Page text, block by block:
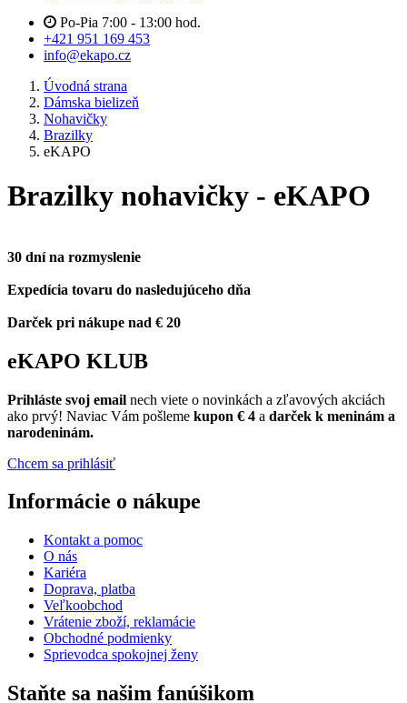
Po-Pia 7:00 - 13:00 hod.
+421 951 169 453
info@ekapo.cz
Úvodná strana
Dámska bielizeň
Nohavičky
Brazilky
eKAPO
Brazilky nohavičky - eKAPO
30 dní na rozmyslenie
Expedícia tovaru do nasledujúceho dňa
Darček pri nákupe nad € 20
eKAPO KLUB
Prihláste svoj email nech viete o novinkách a zľavových akciách
ako prvý! Naviac Vám pošleme kupon € 4 a darček k meninám a
narodeninám.
Chcem sa prihlásiť
Informácie o nákupe
Kontakt a pomoc
O nás
Kariéra
Doprava, platba
Veľkoobchod
Vrátenie zboží, reklamácie
Obchodné podmienky
Sprievodca spokojnej ženy
Staňte sa našim fanúšikom